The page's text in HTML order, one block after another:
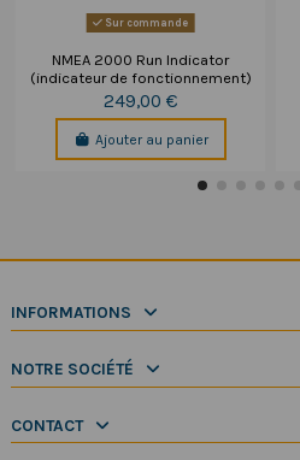
Sur commande
NMEA 2000 Run Indicator
(indicateur de fonctionnement)
249,00 €
Ajouter au panier
INFORMATIONS
NOTRE SOCIÉTÉ
CONTACT